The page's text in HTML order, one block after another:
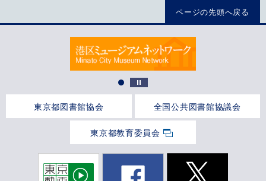
ページの先頭へ戻る
東京都図書館協会 全国公共図書館協議会
東京都教育委員会